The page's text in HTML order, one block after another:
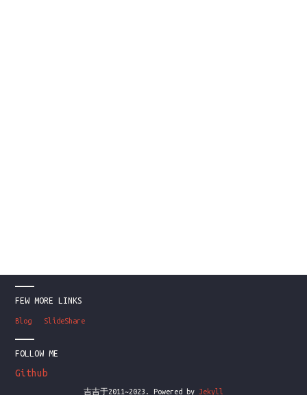
FEW MORE LINKS
Blog SlideShare
FOLLOW ME
Github
吉吉于2011~2023. Powered by Jekyll